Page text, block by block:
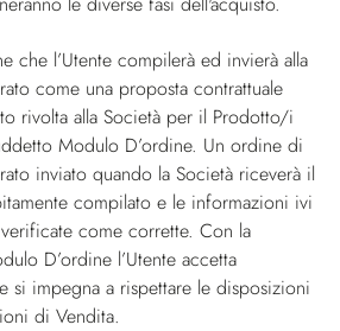
che l’Utente compilerà ed invierà alla
come una proposta contrattuale
rivolta alla Società per il Prodotto/i
Modulo D’ordine. Un ordine di
inviato quando la Società riceverà il
compilato e le informazioni ivi
come corrette. Con la
D’ordine l’Utente accetta
si impegna a rispettare le disposizioni
di Vendita.